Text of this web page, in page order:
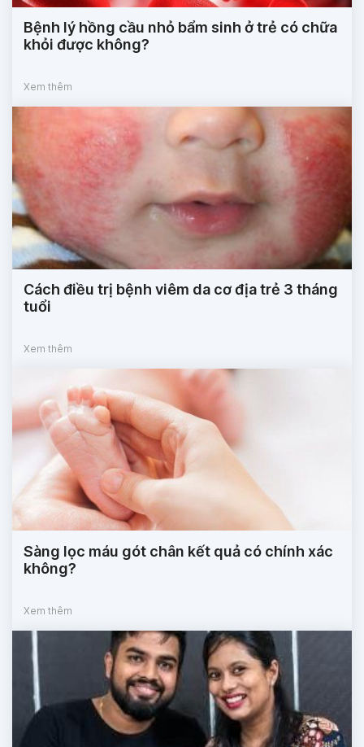
Bệnh lý hồng cầu nhỏ bẩm sinh ở trẻ có chữa
khỏi được không?
Xem thêm
Cách điều trị bệnh viêm da cơ địa trẻ 3 tháng
tuổi
Xem thêm
Sàng lọc máu gót chân kết quả có chính xác
không?
Xem thêm